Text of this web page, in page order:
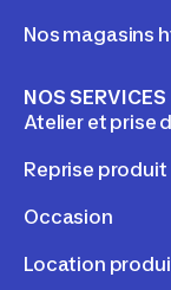
Nos magasins
NOS SERVICES
Atelier et prise
Reprise produit
Occasion
Location